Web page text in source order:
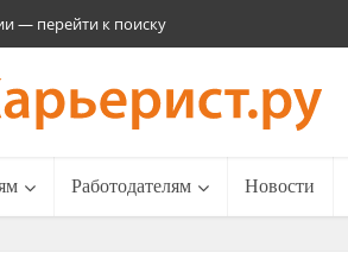
— перейти к поиску
Работодателям Новости